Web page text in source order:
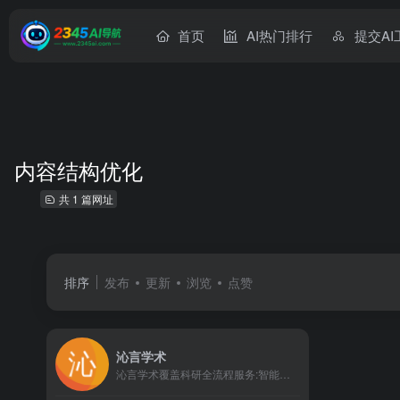
首页 AI热门排行 提交AI
内容结构优化
共 1 篇网址
排序 发布 更新 浏览 点赞
沁言学术